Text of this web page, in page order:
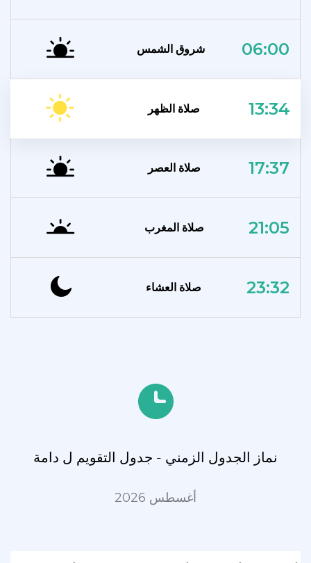
شروق الشمس 06:00
صلاة الظهر 13:34
صلاة العصر 17:37
صلاة المغرب 21:05
صلاة العشاء 23:32
نماز الجدول الزمني - جدول التقويم ل دامة
أغسطس 2026